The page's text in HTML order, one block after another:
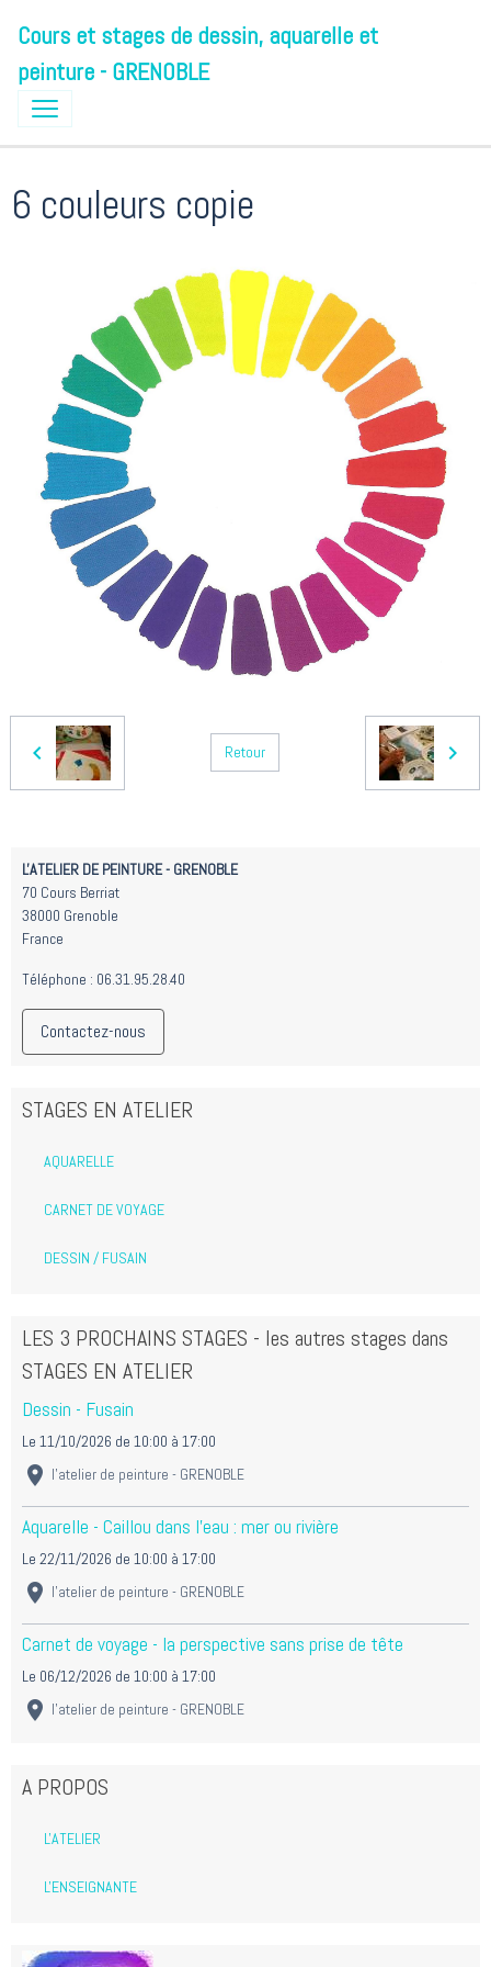
Cours et stages de dessin, aquarelle et
peinture - GRENOBLE
6 couleurs copie
Retour
L'ATELIER DE PEINTURE - GRENOBLE
70 Cours Berriat
38000 Grenoble
France
Téléphone : 06.31.95.28.40
Contactez-nous
STAGES EN ATELIER
AQUARELLE
CARNET DE VOYAGE
DESSIN / FUSAIN
LES 3 PROCHAINS STAGES - les autres stages dans
STAGES EN ATELIER
Dessin - Fusain
Le 11/10/2026 de 10:00 à 17:00
l'atelier de peinture - GRENOBLE
Aquarelle - Caillou dans l'eau : mer ou rivière
Le 22/11/2026 de 10:00 à 17:00
l'atelier de peinture - GRENOBLE
Carnet de voyage - la perspective sans prise de tête
Le 06/12/2026 de 10:00 à 17:00
l'atelier de peinture - GRENOBLE
A PROPOS
L'ATELIER
L'ENSEIGNANTE